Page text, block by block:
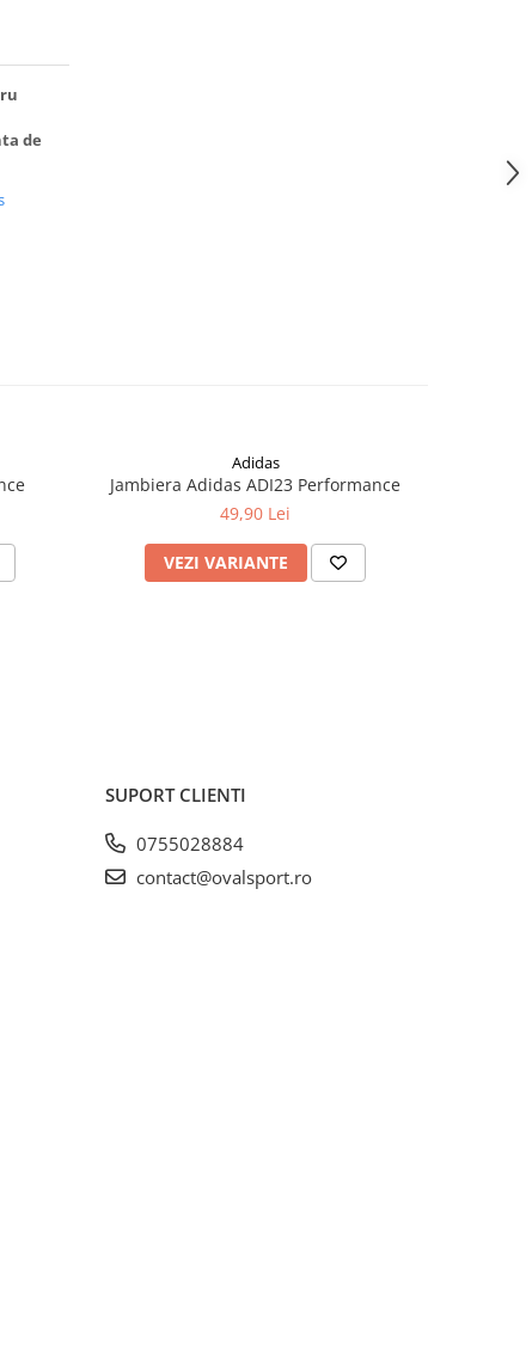
de
Adidas
Jambiera Adidas ADI23 Performance
49,90 Lei
VEZI VARIANTE
SUPORT CLIENTI
0755028884
contact@ovalsport.ro